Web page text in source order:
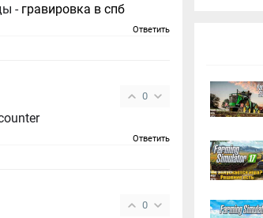
- гравировка в спб
Ответить
0
Ответить
0